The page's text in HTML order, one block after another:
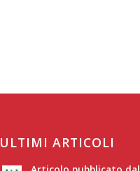
ULTIMI ARTICOLI